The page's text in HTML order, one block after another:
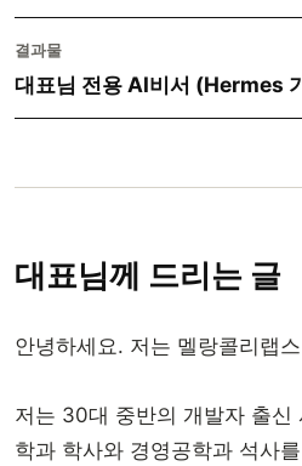
결과물
대표님 전용 AI비서 (Hermes
대표님께 드리는 글
안녕하세요. 저는 멜랑콜리랩
저는 30대 중반의 개발자 출신
학과 학사와 경영공학과 석사